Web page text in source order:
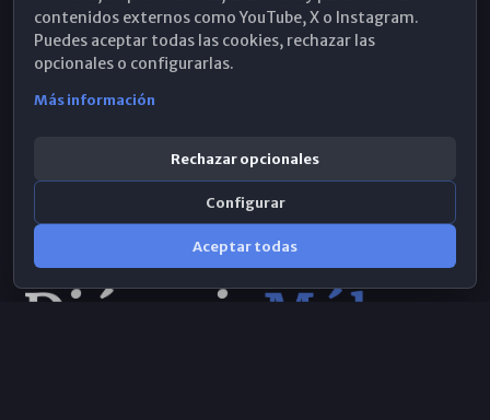
WhatsApp
contenidos externos como YouTube, X o Instagram.
Puedes aceptar todas las cookies, rechazar las
opcionales o configurarlas.
Más información
Rechazar opcionales
Configurar
Aceptar todas